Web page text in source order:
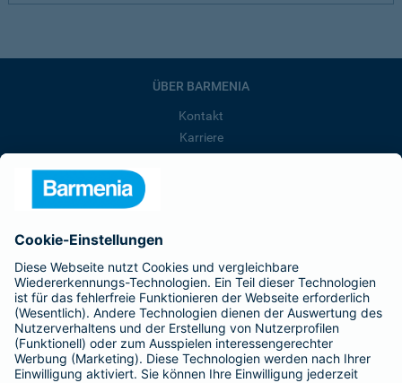
ÜBER BARMENIA
Kontakt
Karriere
Barmenia ist Teil der BarmeniaGothaer
BELIEBTE SEITEN
Kranken-Zusatzversicherung
Tierversicherungen
Haftpflichtversicherung
Hausratversicherung